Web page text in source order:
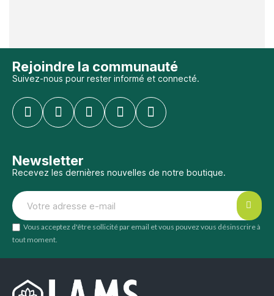
Rejoindre la communauté
Suivez-nous pour rester informé et connecté.
Newsletter
Recevez les dernières nouvelles de notre boutique.
Vous acceptez d'être sollicité par email et vous pouvez vous désinscrire à
tout moment.